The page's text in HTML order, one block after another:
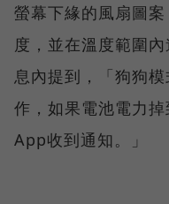
螢幕下緣的風扇圖
度，並在溫度範圍
息內提到，「狗狗
作，如果電池電力
App收到通知。」